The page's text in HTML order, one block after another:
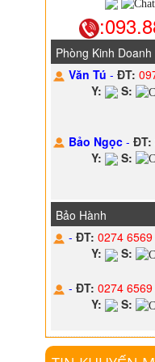
Phòng Kinh Doanh
Văn Tú-ĐT:
Y:
S:
Bảo Ngọc-ĐT:
Y:
S:
Bảo Hành
-ĐT: 0274
Y:
S:
-ĐT: 0274
Y:
S: